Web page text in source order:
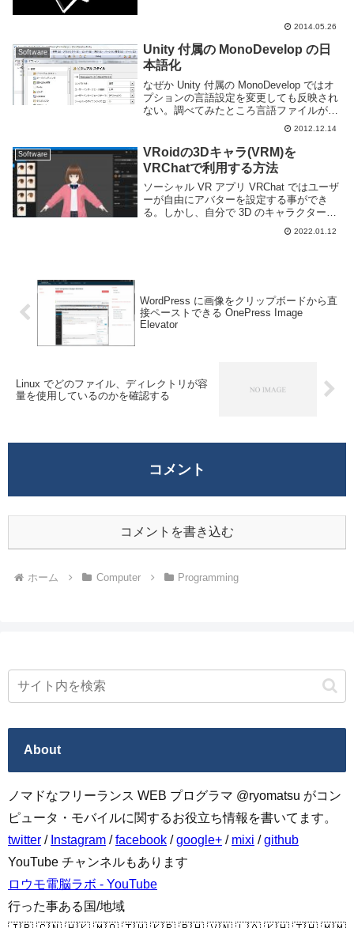
円に外接する正 n 角形の辺の長さ...2014.05.26
Software
Unity 付属の MonoDevelop の日
本語化
なぜか Unity 付属の MonoDevelop ではオ
プションの言語設定を変更しても反映され
ない。調べてみたところ言語ファイルがま
るまる抜けているようだ。本来、
MonoDevelop では言語ファイルは以下の
ような path になってい...
2012.12.14
Software
VRoidの3Dキャラ(VRM)を
VRChatで利用する方法
ソーシャル VR アプリ VRChat ではユーザ
ーが自由にアバターを設定する事ができ
る。しかし、自分で 3D のキャラクターを
一から作成することは難しい。3DCG ソフ
トは敷居が高いがオリジナルの 3D アバタ
2022.01.12
WordPress に画像をクリップボードから直
接ペーストできる OnePress Image
Elevator
Linux でどのファイル、ディレクトリが容
量を使用しているのかを確認する
コメント
コメントを書き込む
ホーム Computer Programming
About
ノマドなフリーランス WEB プログラマ @ryomatsu がコン
ピュータ・モバイルに関するお役立ち情報を書いてます。
twitter / Instagram /facebook /google+ / mixi /github
YouTube チャンネルもあります
ロウモ電脳ラボ - YouTube
行った事ある国/地域